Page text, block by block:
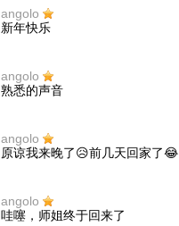
angolo
新年快乐
angolo
熟悉的声音
angolo
原谅我来晚了😥前几天回家了😂
angolo
哇噻，师姐终于回来了